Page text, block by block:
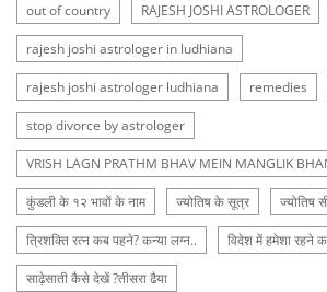
out of country RAJESH JOSHI ASTROLOGER
rajesh joshi astrologer in ludhiana
rajesh joshi astrologer ludhiana remedies
stop divorce by astrologer
VRISH LAGN PRATHM BHAV MEIN MANGLIK
कुंडली के १२ भावों के नाम ज्योतिष के सूत्र ज्योतिष
त्रिशक्ति रत्न कब पहने? कन्या लग्न.. विदेश में हमेशा रहने
साढ़ेसाती कैसे देखें ?तीसरा ढैया